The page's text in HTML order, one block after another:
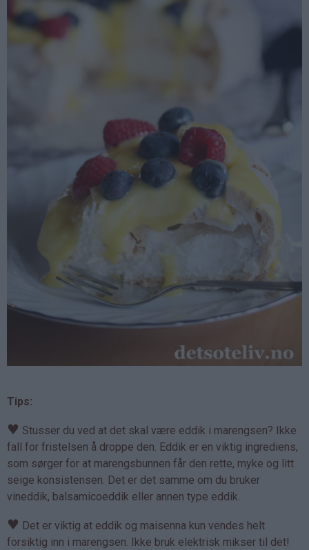
Tips:
♥ Stusser du ved at det skal være eddik i marengsen? Ikke
fall for fristelsen å droppe den. Eddik er en viktig ingrediens,
som sørger for at marengsbunnen får den rette, myke og litt
seige konsistensen. Det er det samme om du bruker
vineddik, balsamicoeddik eller annen type eddik.
♥ Det er viktig at eddik og maisenna kun vendes helt
forsiktig inn i marengsen. Ikke bruk elektrisk mikser til det!